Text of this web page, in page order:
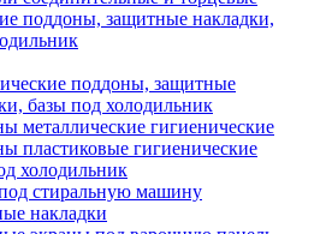
поддоны, защитные накладки,
поддоны, защитные
базы под холодильник
металлические гигиенические
пластиковые гигиенические
холодильник
стиральную машину
накладки